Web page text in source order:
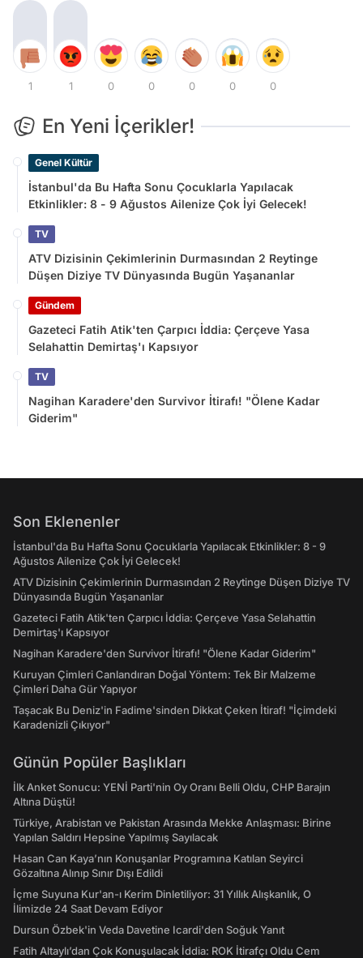
1 1 0 0 0 0 0
En Yeni İçerikler!
Genel Kültür
İstanbul'da Bu Hafta Sonu Çocuklarla Yapılacak
Etkinlikler: 8 - 9 Ağustos Ailenize Çok İyi Gelecek!
TV
ATV Dizisinin Çekimlerinin Durmasından 2 Reytinge
Düşen Diziye TV Dünyasında Bugün Yaşananlar
Gündem
Gazeteci Fatih Atik'ten Çarpıcı İddia: Çerçeve Yasa
Selahattin Demirtaş'ı Kapsıyor
TV
Nagihan Karadere'den Survivor İtirafı! "Ölene Kadar
Giderim"
Son Eklenenler
İstanbul'da Bu Hafta Sonu Çocuklarla Yapılacak Etkinlikler: 8 - 9
Ağustos Ailenize Çok İyi Gelecek!
ATV Dizisinin Çekimlerinin Durmasından 2 Reytinge Düşen Diziye TV
Dünyasında Bugün Yaşananlar
Gazeteci Fatih Atik'ten Çarpıcı İddia: Çerçeve Yasa Selahattin
Demirtaş'ı Kapsıyor
Nagihan Karadere'den Survivor İtirafı! "Ölene Kadar Giderim"
Kuruyan Çimleri Canlandıran Doğal Yöntem: Tek Bir Malzeme
Çimleri Daha Gür Yapıyor
Taşacak Bu Deniz'in Fadime'sinden Dikkat Çeken İtiraf! "İçimdeki
Karadenizli Çıkıyor"
Günün Popüler Başlıkları
İlk Anket Sonucu: YENİ Parti'nin Oy Oranı Belli Oldu, CHP Barajın
Altına Düştü!
Türkiye, Arabistan ve Pakistan Arasında Mekke Anlaşması: Birine
Yapılan Saldırı Hepsine Yapılmış Sayılacak
Hasan Can Kaya’nın Konuşanlar Programına Katılan Seyirci
Gözaltına Alınıp Sınır Dışı Edildi
İçme Suyuna Kur'an-ı Kerim Dinletiliyor: 31 Yıllık Alışkanlık, O
İlimizde 24 Saat Devam Ediyor
Dursun Özbek'in Veda Davetine Icardi'den Soğuk Yanıt
Fatih Altaylı’dan Çok Konuşulacak İddia: ROK İtirafçı Oldu Cem